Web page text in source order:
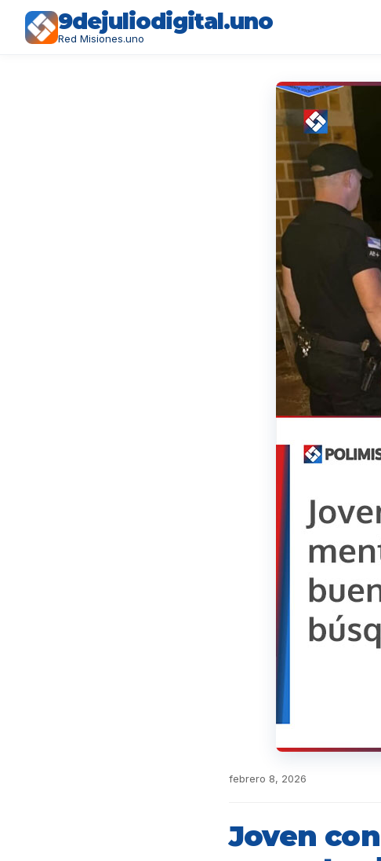
9dejuliodigital.uno
Red Misiones.uno
febrero 8, 2026
Joven